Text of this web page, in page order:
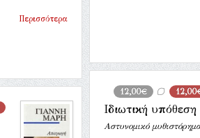
Περισσότερα
12,00€
Ιδιωτική υπόθεση
Αστυνομικό